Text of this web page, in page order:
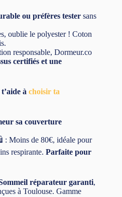
ou préfères tester sans
oublie le polyester ! Coton
responsable, Dormeur.co
certifiés et une
à choisir ta
sa couverture
: Moins de 80€, idéale pour
respirante. Parfaite pour
réparateur garanti,
à Toulouse. Gamme